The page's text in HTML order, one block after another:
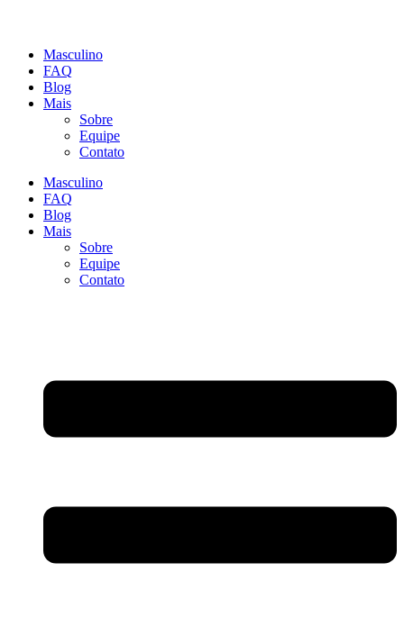
Masculino
FAQ
Blog
Mais
Sobre
Equipe
Contato
Masculino
FAQ
Blog
Mais
Sobre
Equipe
Contato